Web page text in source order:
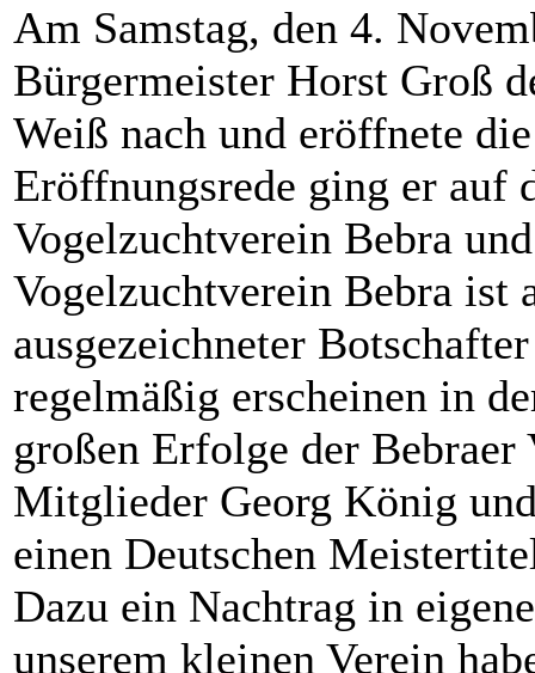
Am Samstag, den 4.
Bürgermeister Horst Groß
Weiß nach und eröffnete
Eröffnungsrede ging er
Vogelzuchtverein Bebra
Vogelzuchtverein Bebra ist
ausgezeichneter
regelmäßig erscheinen in
großen Erfolge der
Mitglieder Georg König
einen Deutschen
Dazu ein Nachtrag in
unserem kleinen Verein